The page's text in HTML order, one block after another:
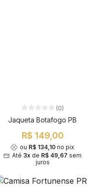
(0)
Jaqueta Botafogo PB
R$ 149,00
ou R$ 134,10no pix
Até 3x de R$ 49,67 sem
juros